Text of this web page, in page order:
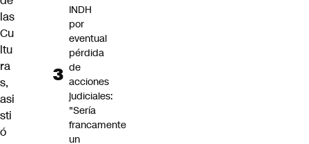
las
Cu
ltu
ra
s,
asi
sti
ó
INDH
por
eventual
pérdida
de
acciones
judiciales:
"Sería
francamente
un